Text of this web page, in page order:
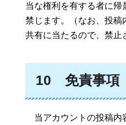
当な権利を有する者に
禁じます。（なお、投稿
共有に当たるので、禁止
10 免責事項
当アカウントの投稿内